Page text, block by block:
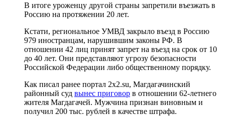
В итоге уроженцу другой страны запретили въезжать в
Россию на протяжении 20 лет.
Кстати, региональное УМВД закрыло въезд в Россию
979 иностранцам, нарушившим законы РФ. В
отношении 42 лиц принят запрет на въезд на срок от 10
до 40 лет. Они представляют угрозу безопасности
Российской Федерации либо общественному порядку.
Как писал ранее портал 2х2.su, Магдагачинский
районный суд вынес приговор в отношении 62-летнего
жителя Магдагачей. Мужчина признан виновным и
получил 200 тыс. рублей в качестве штрафа.